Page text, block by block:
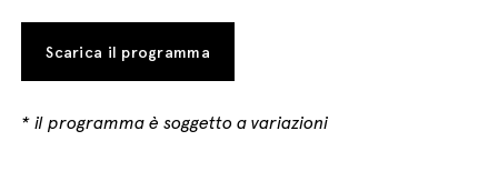
Scarica il programma
* il programma è soggetto a variazioni